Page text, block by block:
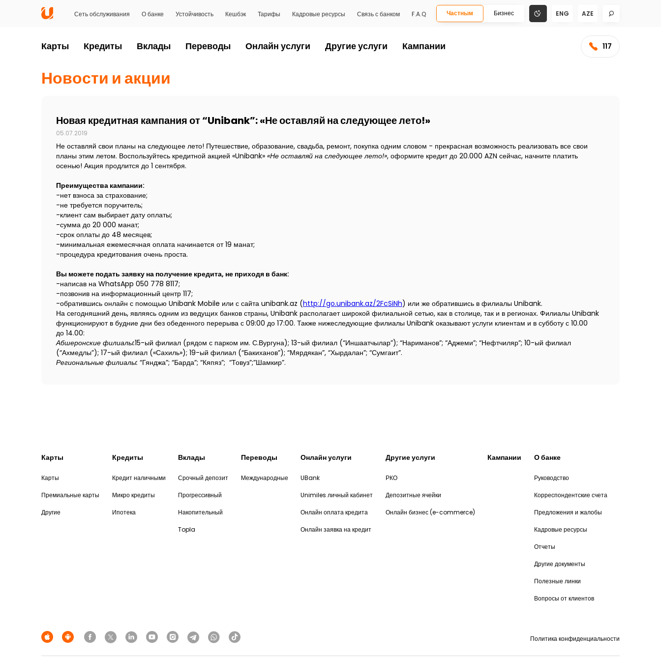
Сеть обслуживания О банке Устойчивость Кешбэк Тарифы Кадровые ресурсы Связь с банком F.A.Q Частным Бизнес ENG AZE
Карты Кредиты Вклады Переводы Онлайн услуги Другие услуги Кампании 117
Новости и акции
Новая кредитная кампания от “Unibank”: «Не оставляй на следующее лето!»
05.07.2019
Не оставляй свои планы на следующее лето! Путешествие, образование, свадьба, ремонт, покупка одним словом - прекрасная возможность реализовать все свои
планы этим летом. Воспользуйтесь кредитной акцией «Unibank» «Не оставляй на следующее лето!», оформите кредит до 20.000 AZN сейчас, начните платить
осенью! Акция продлится до 1 сентября.
Преимущества кампании:
-нет взноса за страхование;
-не требуется поручитель;
-клиент сам выбирает дату оплаты;
-сумма до 20 000 манат;
-срок оплаты до 48 месяцев;
-минимальная ежемесячная оплата начинается от 19 манат;
-процедура кредитования очень проста.
Вы можете подать заявку на получение кредита, не приходя в банк:
-написав на WhatsApp 050 778 8117;
-позвонив на информационный центр 117;
-обратившись онлайн с помощью Unibank Mobile или с сайта unibank.az (http://go.unibank.az/2FcSiNh) или же обратившись в филиалы Unibank.
На сегодняшний день, являясь одним из ведущих банков страны, Unibank располагает широкой филиальной сетью, как в столице, так и в регионах. Филиалы Unibank
функционируют в будние дни без обеденного перерыва с 09:00 до 17:00. Также нижеследующие филиалы Unibank оказывают услуги клиентам и в субботу с 10.00
до 14.00:
Абшеронские филиалы:15-ый филиал (рядом с парком им. С.Вургуна); 13-ый филиал (“Иншаатчылар”); “Нариманов”; “Аджеми”; “Нефтчиляр”; 10-ый филиал
(“Ахмедлы”); 17-ый филиал («Сахиль»); 19-ый филиал (“Бакиханов”); “Мярдякан”, “Хырдалан”; “Сумгаит”.
Региональные филиалы: “Гянджа”; “Барда”; “Кяпяз”; “Товуз”;”Шамкир”.
Карты
Карты
Премиальные карты
Другие
Кредиты
Кредит наличными
Микро кредиты
Ипотека
Вклады
Срочный депозит
Прогрессивный
Накопительный
Topla
Переводы
Международные
Онлайн услуги
UBank
Unimiles личный кабинет
Онлайн оплата кредита
Онлайн заявка на кредит
Другие услуги
РКО
Депозитные ячейки
Онлайн бизнес (e-commerce)
Кампании О банке
Руководство
Корреспондентские счета
Предложения и жалобы
Кадровые ресурсы
Отчеты
Другие документы
Полезные линки
Вопросы от клиентов
Политика конфиденциальности